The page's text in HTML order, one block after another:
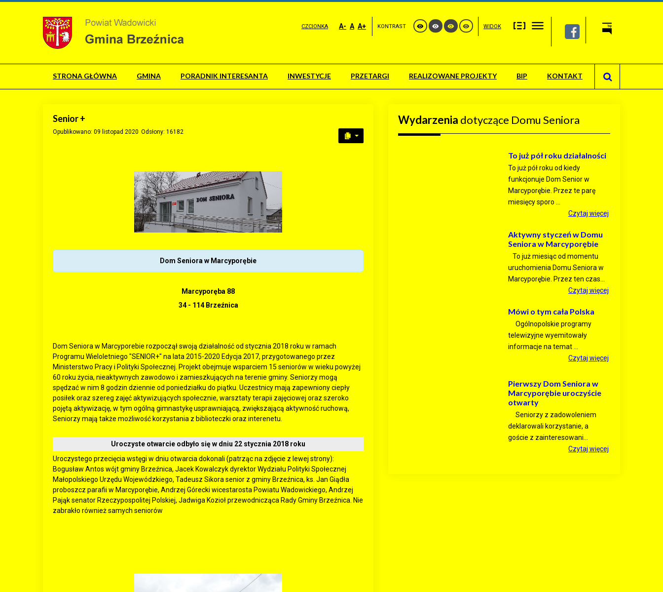
CZCIONKA A- A A+ KONTRAST WIDOK
STRONA GŁÓWNA GMINA PORADNIK INTERESANTA INWESTYCJE PRZETARGI REALIZOWANE PROJEKTY BIP KONTAKT
Senior +
Opublikowano: 09 listopad 2020 Odsłony: 16182
Dom Seniora w Marcyporębie
Marcyporęba 88
34 - 114 Brzeźnica
Dom Seniora w Marcyporebie rozpoczął swoją działalność od stycznia 2018 roku w ramach
Programu Wieloletniego "SENIOR+" na lata 2015-2020 Edycja 2017, przygotowanego przez
Ministerstwo Pracy i Polityki Społecznej. Projekt obejmuje wsparciem 15 seniorów w wieku powyżej
60 roku życia, nieaktywnych zawodowo i zamieszkujących na terenie gminy. Seniorzy mogą
spędzać w nim 8 godzin dziennie od poniedziałku do piątku. Uczestnicy mają zapewniony ciepły
posiłek oraz szereg zajęć aktywizujących społecznie, warsztaty terapii zajęciowej oraz szeroko
pojętą aktywizację, w tym ogólną gimnastykę usprawniającą, zwiększającą aktywność ruchową,
Seniorzy mają także możliwość korzystania z biblioteczki oraz interenetu.
Uroczyste otwarcie odbyło się w dniu 22 stycznia 2018 roku
Uroczystego przecięcia wstęgi w dniu otwarcia dokonali (patrząc na zdjęcie z lewej strony):
Bogusław Antos wójt gminy Brzeźnica, Jacek Kowalczyk dyrektor Wydziału Polityki Społecznej
Małopolskiego Urzędu Wojewódzkiego, Tadeusz Sikora senior z gminy Brzeźnica, ks. Jan Giądła
proboszcz parafii w Marcyporębie, Andrzej Górecki wicestarosta Powiatu Wadowickiego, Andrzej
Pająk senator Rzeczypospolitej Polskiej, Jadwiga Kozioł przewodnicząca Rady Gminy Brzeźnica. Nie
zabrakło również samych seniorów
Wydarzenia dotyczące Domu Seniora
To już pół roku działalności
To już pół roku od kiedy
funkcjonuje Dom Senior w
Marcyporębie. Przez te parę
miesięcy sporo ...
Czytaj więcej
Aktywny styczeń w Domu
Seniora w Marcyporębie
To już miesiąc od momentu
uruchomienia Domu Seniora w
Marcyporębie. Przez ten czas...
Czytaj więcej
Mówi o tym cała Polska
Ogólnopolskie programy
telewizyjne wyemitowały
informacje na temat ...
Czytaj więcej
Pierwszy Dom Seniora w
Marcyporębie uroczyście
otwarty
Seniorzy z zadowoleniem
deklarowali korzystanie, a
goście z zainteresowani...
Czytaj więcej